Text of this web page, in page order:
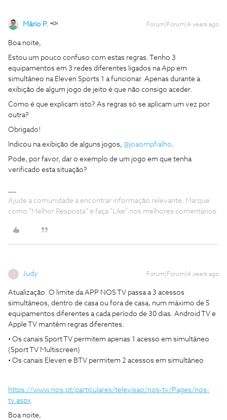
Mário P. Forum|Forum|4 years ago
Boa noite,
Estou um pouco confuso com estas regras. Tenho 3
equipamentos em 3 redes diferentes ligados na App em
simultâneo na Eleven Sports 1 a funcionar. Apenas durante a
exibição de algum jogo de jeito é que não consigo aceder.
Como é que explicam isto? As regras só se aplicam um vez por
outra?
Obrigado!
Indicou na exibição de alguns jogos, @joaompfialho.
Pode, por favor, dar o exemplo de um jogo em que tenha
verificado esta situação?
Ajude a comunidade a encontrar informação relevante. Marque
como "Melhor Resposta" e faça "Like" nos melhores comentários.
J Judy Forum|Forum|4 years ago
Atualização. O limite da APP NOS TV passa a 3 acessos
simultâneos, dentro de casa ou fora de casa, num máximo de 5
equipamentos diferentes a cada período de 30 dias. Android TV e
Apple TV mantêm regras diferentes.
• Os canais Sport TV permitem apenas 1 acesso em simultâneo
(Sport TV Multiscreen)
• Os canais Eleven e BTV permitem 2 acessos em simultâneo
https://www.nos.pt/particulares/televisao/nos-tv/Pages/nos-
tv.aspx
Boa noite,